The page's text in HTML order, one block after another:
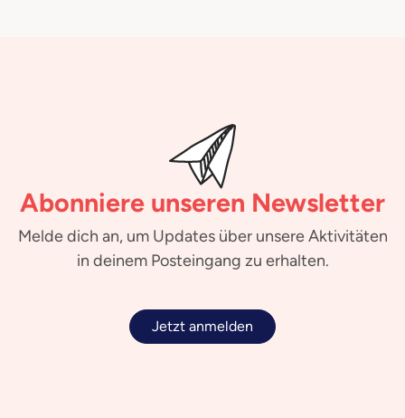
Abonniere unseren Newsletter
Melde dich an, um Updates über unsere Aktivitäten
in deinem Posteingang zu erhalten.
Jetzt anmelden